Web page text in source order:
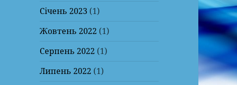
Січень 2023 (1)
Жовтень 2022 (1)
Серпень 2022 (1)
Липень 2022 (1)